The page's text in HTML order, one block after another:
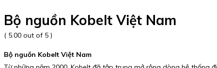
Bộ nguồn Kobelt Việt Nam
( 5.00 out of 5 )
Bộ nguồn Kobelt Việt Nam